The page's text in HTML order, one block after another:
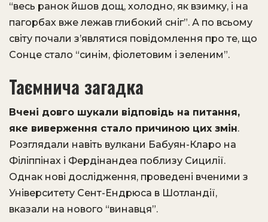
“весь ранок йшов дощ, холодно, як взимку, і на
пагорбах вже лежав глибокий сніг”. А по всьому
світу почали з’являтися повідомлення про те, що
Сонце стало “синім, фіолетовим і зеленим”.
Таємнича загадка
Вчені довго шукали відповідь на питання,
яке виверження стало причиною цих змін.
Розглядали навіть вулкани Бабуян-Кларо на
Філіппінах і Фердінандеа поблизу Сицилії.
Однак нові дослідження, проведені вченими з
Університету Сент-Ендрюса в Шотландії,
вказали на нового “винавця”.